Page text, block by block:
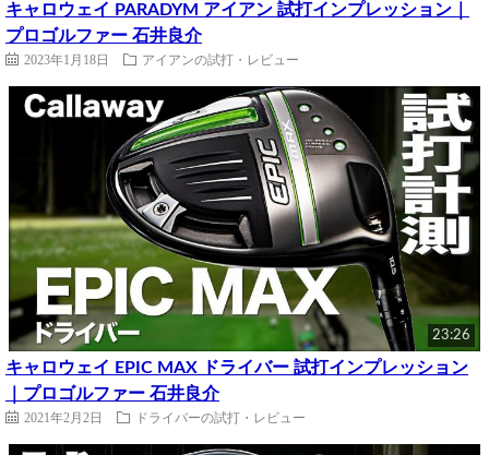
キャロウェイ PARADYM アイアン 試打インプレッション｜
プロゴルファー 石井良介
2023年1月18日 アイアンの試打・レビュー
23:26
キャロウェイ EPIC MAX ドライバー 試打インプレッション
｜プロゴルファー 石井良介
2021年2月2日 ドライバーの試打・レビュー